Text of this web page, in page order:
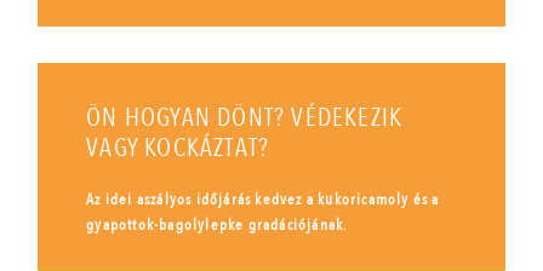
ÖN HOGYAN DÖNT? VÉDEKEZIK
VAGY KOCKÁZTAT?
Az idei aszályos időjárás kedvez a kukoricamoly és a
gyapottok-bagolylepke gradációjának.